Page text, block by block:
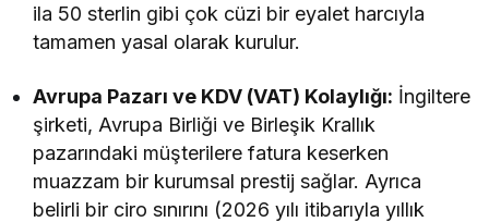
ila 50 sterlin gibi çok cüzi bir eyalet harcıyla
tamamen yasal olarak kurulur.
Avrupa Pazarı ve KDV (VAT) Kolaylığı: İngiltere
şirketi, Avrupa Birliği ve Birleşik Krallık
pazarındaki müşterilere fatura keserken
muazzam bir kurumsal prestij sağlar. Ayrıca
belirli bir ciro sınırını (2026 yılı itibarıyla yıllık